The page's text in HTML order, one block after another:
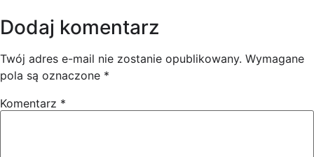
Dodaj komentarz
Twój adres e-mail nie zostanie opublikowany. Wymagane
pola są oznaczone *
Komentarz *